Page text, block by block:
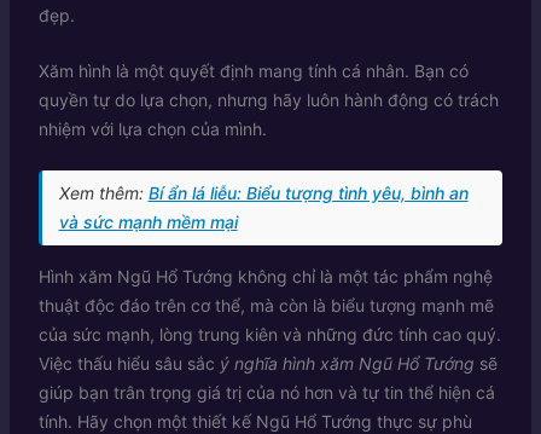
đẹp.
Xăm hình là một quyết định mang tính cá nhân. Bạn có
quyền tự do lựa chọn, nhưng hãy luôn hành động có trách
nhiệm với lựa chọn của mình.
Xem thêm: Bí ẩn lá liễu: Biểu tượng tình yêu, bình an
và sức mạnh mềm mại
Hình xăm Ngũ Hổ Tướng không chỉ là một tác phẩm nghệ
thuật độc đáo trên cơ thể, mà còn là biểu tượng mạnh mẽ
của sức mạnh, lòng trung kiên và những đức tính cao quý.
Việc thấu hiểu sâu sắc ý nghĩa hình xăm Ngũ Hổ Tướng sẽ
giúp bạn trân trọng giá trị của nó hơn và tự tin thể hiện cá
tính. Hãy chọn một thiết kế Ngũ Hổ Tướng thực sự phù